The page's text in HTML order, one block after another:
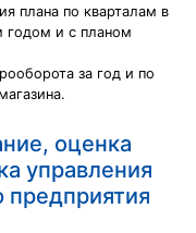
плана по кварталам в
годом и с планом
за год и по
оценка
управления
предприятия